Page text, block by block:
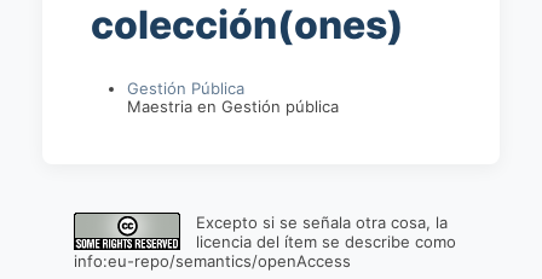
colección(ones)
Gestión Pública
Maestria en Gestión pública
Excepto si se señala otra cosa, la
licencia del ítem se describe como
info:eu-repo/semantics/openAccess